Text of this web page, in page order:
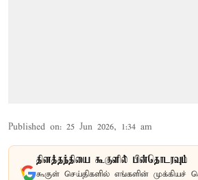
Published on: 25 Jun 2026, 1:34 am
தினத்தந்தியை கூகுளில் பின்தொடரவும்
கூகுள் செய்திகளில் எங்களின் முக்கியச்